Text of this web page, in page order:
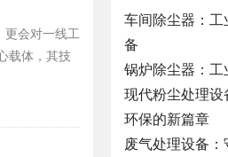
更会对一线工
载体，其技
车间除尘器：
备
锅炉除尘器：
现代粉尘处理
环保的新篇章
废气处理设备